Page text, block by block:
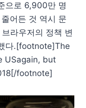
으로 6,900만 명
어든 것 역시 문
라우저의 정책 변
다.[footnote]The
USagain, but
footnote]